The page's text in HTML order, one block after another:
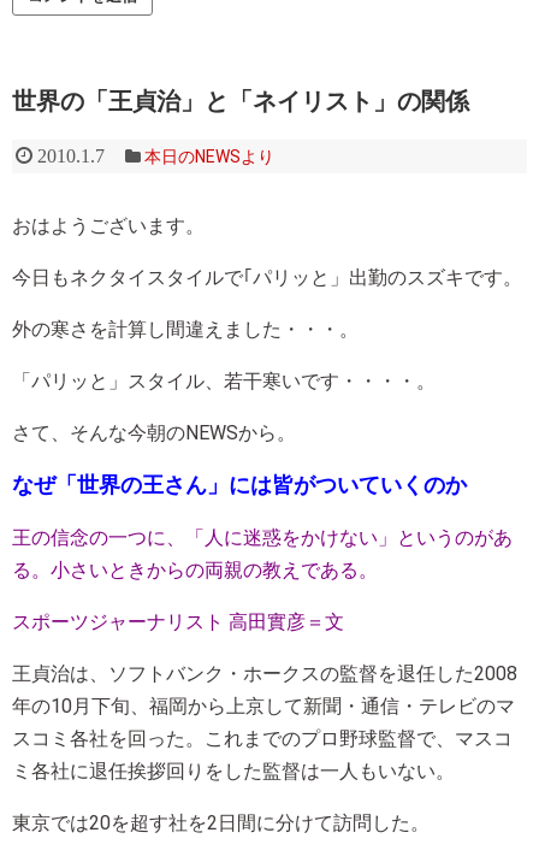
世界の「王貞治」と「ネイリスト」の関係
2010.1.7 本日のNEWSより
おはようございます。
今日もネクタイスタイルで｢パリッと」出勤のスズキです。
外の寒さを計算し間違えました・・・。
「パリッと」スタイル、若干寒いです・・・・。
さて、そんな今朝のNEWSから。
なぜ「世界の王さん」には皆がついていくのか
王の信念の一つに、「人に迷惑をかけない」というのがあ
る。小さいときからの両親の教えである。
スポーツジャーナリスト 高田實彦＝文
王貞治は、ソフトバンク・ホークスの監督を退任した2008
年の10月下旬、福岡から上京して新聞・通信・テレビのマ
スコミ各社を回った。これまでのプロ野球監督で、マスコ
ミ各社に退任挨拶回りをした監督は一人もいない。
東京では20を超す社を2日間に分けて訪問した。